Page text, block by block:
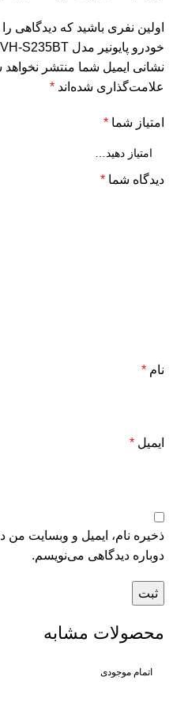
اولین نفری باشید که دیدگاهی
خودرو پایونیر مدل MVH-S235BT با بلوتوث”
نشانی ایمیل شما منتشر
علامت‌گذاری شده‌اند *
امتیاز شما *
دیدگاه شما *
نام *
ایمیل *
ذخیره نام، ایمیل و وبسایت من
دوباره دیدگاهی می‌نویسم.
محصولات مشابه
اتمام موجودی